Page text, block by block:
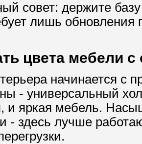
совет: держите
лишь обновления
цвета мебели
начинается с
- универсальный
и яркая мебель.
- здесь лучше